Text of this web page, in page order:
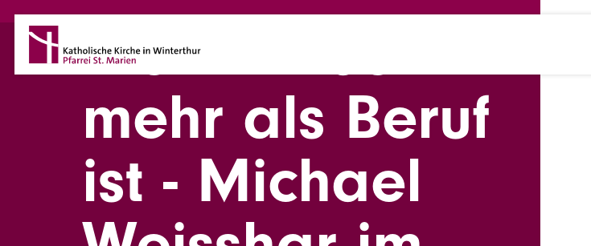
Direkt zum Inhalt
Wenn Arbeit
mehr als Beruf
ist - Michael